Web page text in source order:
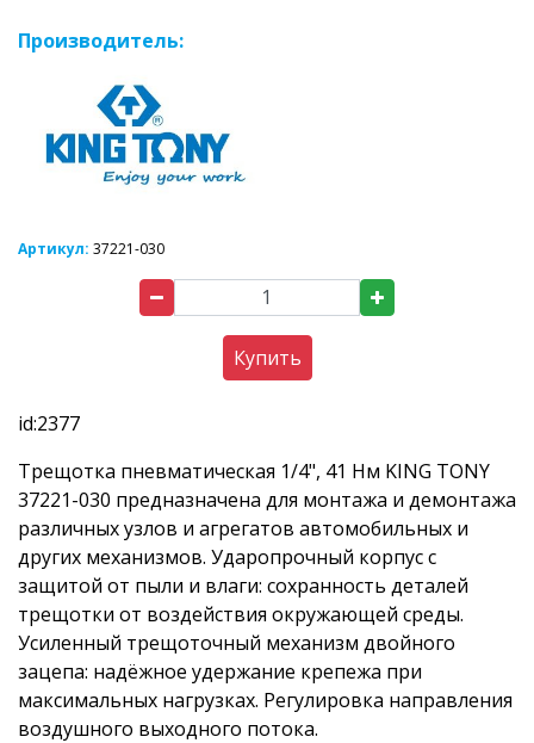
Производитель:
Артикул: 37221-030
Купить
id:2377
Трещотка пневматическая 1/4", 41 Нм KING TONY
37221-030 предназначена для монтажа и демонтажа
различных узлов и агрегатов автомобильных и
других механизмов. Ударопрочный корпус с
защитой от пыли и влаги: сохранность деталей
трещотки от воздействия окружающей среды.
Усиленный трещоточный механизм двойного
зацепа: надёжное удержание крепежа при
максимальных нагрузках. Регулировка направления
воздушного выходного потока.